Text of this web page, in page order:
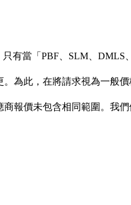
有當「PBF、SLM、DMLS
為此，在將請求視為一般
報價未包含相同範圍。我